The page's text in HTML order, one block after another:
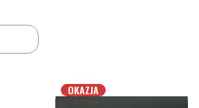
OKAZJA